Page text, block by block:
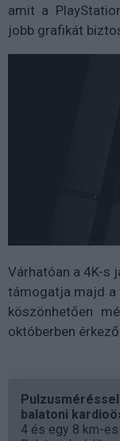
amit a
jobb grafikát
Várhatóan a 4K-s
támogatja majd a
köszönhetően
októberben
balatoni
4 és egy 8 km-